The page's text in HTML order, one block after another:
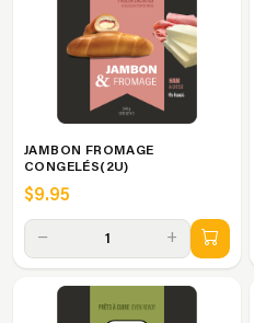
JAMBON FROMAGE
CONGELÉS(2U)
$9.95
− 1 +